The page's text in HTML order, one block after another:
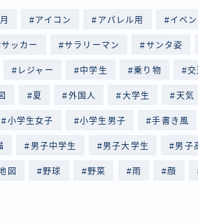
アイコン アパレル用 イベン
サッカー サラリーマン サンタ姿
レジャー 中学生 乗り物 交
夏 外国人 大学生 天気
小学生女子 小学生男子 手書き風
男子中学生 男子大学生 男子
図 野球 野菜 雨 顔